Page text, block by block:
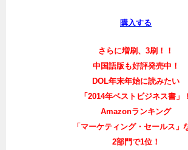
購入する
さらに増刷、3刷！！
中国語版も好評発売中！
DOL年末年始に読みたい
「2014年ベストビジネス書」！
Amazonランキング
「マーケティング・セールス」
2部門で1位！